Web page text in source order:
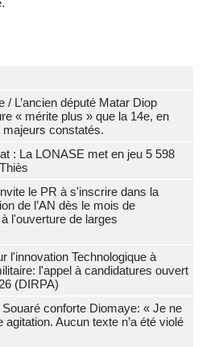
/ L’ancien député Matar Diop
« mérite plus » que la 14e, en
majeurs constatés.
: La LONASE met en jeu 5 598
le PR à s'inscrire dans la
de l’AN dès le mois de
l'ouverture de larges
l'innovation Technologique à
l'appel à candidatures ouvert
(DIRPA)
conforte Diomaye: « Je ne
Aucun texte n’a été violé